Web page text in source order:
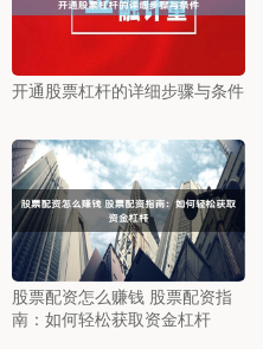
开通股票杠杆的详细步骤与条件
股票配资怎么赚钱 股票配资指
南：如何轻松获取资金杠杆